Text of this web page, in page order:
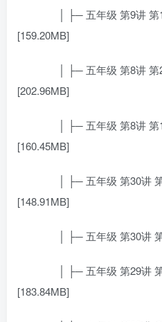
│ ├─ 五年级 第9讲 第1
[159.20MB]
│ ├─ 五年级 第8讲 第2
[202.96MB]
│ ├─ 五年级 第8讲 第1
[160.45MB]
│ ├─ 五年级 第30讲 第
[148.91MB]
│ ├─ 五年级 第30讲 第
│ ├─ 五年级 第29讲 第
[183.84MB]